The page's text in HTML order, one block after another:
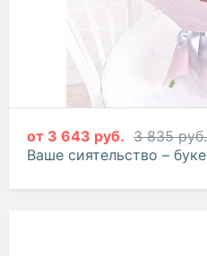
от 3 643 руб. 3 835 руб.
Ваше сиятельство –